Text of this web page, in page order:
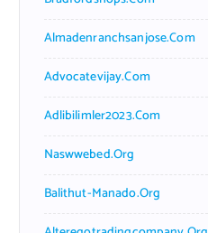
Almadenranchsanjose.com
Advocatevijay.com
Adlibilimler2023.com
Naswwebed.org
Balithut-Manado.org